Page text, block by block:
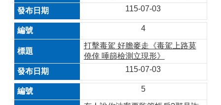
115-07-03
4
打擊毒駕 好膽麥走《毒駕上路莫
僥倖 唾篩檢測立現形》
115-07-03
5